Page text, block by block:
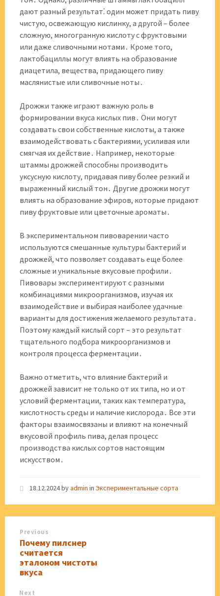
дают разный результат⁚ один может придать пиву
чистую, освежающую кислинку, а другой – более
сложную, многогранную кислоту с фруктовыми
или даже сливочными нотами․ Кроме того,
лактобациллы могут влиять на образование
диацетила, вещества, придающего пиву
маслянистые или сливочные ноты․
Дрожжи также играют важную роль в
формировании вкуса кислых пив․ Они могут
создавать свои собственные кислоты, а также
взаимодействовать с бактериями, усиливая или
смягчая их действие․ Например, некоторые
штаммы дрожжей способны производить
уксусную кислоту, придавая пиву более резкий и
выраженный кислый тон․ Другие дрожжи могут
влиять на образование эфиров, которые придают
пиву фруктовые или цветочные ароматы․
В экспериментальном пивоварении часто
используются смешанные культуры бактерий и
дрожжей, что позволяет создавать еще более
сложные и уникальные вкусовые профили․
Пивовары экспериментируют с разными
комбинациями микроорганизмов, изучая их
взаимодействие и выбирая наиболее удачные
варианты для достижения желаемого результата․
Поэтому каждый кислый сорт – это результат
тщательного подбора микроорганизмов и
контроля процесса ферментации․
Важно отметить, что влияние бактерий и
дрожжей зависит не только от их типа, но и от
условий ферментации, таких как температура,
кислотность среды и наличие кислорода․ Все эти
факторы взаимосвязаны и влияют на конечный
вкусовой профиль пива, делая процесс
производства кислых сортов настоящим
искусством․
18.12.2024byadmin in Экспериментальные сорта
Previous
Почему пилснер
считается
эталоном чистоты
вкуса
Next